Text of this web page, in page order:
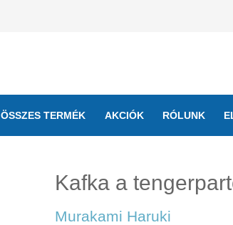
ÖSSZES TERMÉK AKCIÓK RÓLUNK
Kafka a
Murakami Haruki